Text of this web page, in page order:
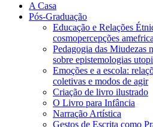
A Casa
Pós-Graduação
Educação e Relações
cosmopercepções
Pedagogia das Miudezas
sobre epistemologias
Emoções e a escola:
coletivas e modos de agir
Criação de livro ilustrado
O Livro para Infância
Narração Artística
Gestos de Escrita como